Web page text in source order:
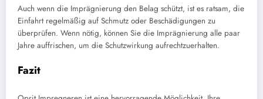
Auch wenn die Imprägnierung den Belag schützt, ist es ratsam, die
Einfahrt regelmäßig auf Schmutz oder Beschädigungen zu
überprüfen. Wenn nötig, können Sie die Imprägnierung alle paar
Jahre auffrischen, um die Schutzwirkung aufrechtzuerhalten.
Fazit